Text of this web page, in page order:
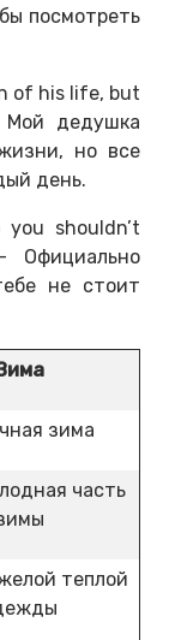
посмотреть
of his life, but
дедушка
но все
день.
you shouldn’t
не стоит
зима
часть
теплой